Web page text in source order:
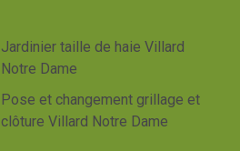
Jardinier taille de haie Villard
Notre Dame
Pose et changement grillage et
clôture Villard Notre Dame